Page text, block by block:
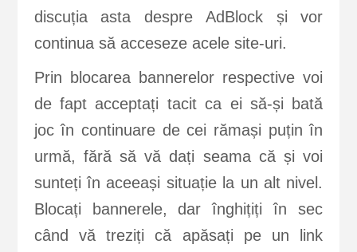
discuția asta despre AdBlock și vor
continua să acceseze acele site-uri.
Prin blocarea bannerelor respective voi
de fapt acceptați tacit ca ei să-și bată
joc în continuare de cei rămași puțin în
urmă, fără să vă dați seama că și voi
sunteți în aceeași situație la un alt nivel.
Blocați bannerele, dar înghițiți în sec
când vă treziți că apăsați pe un link